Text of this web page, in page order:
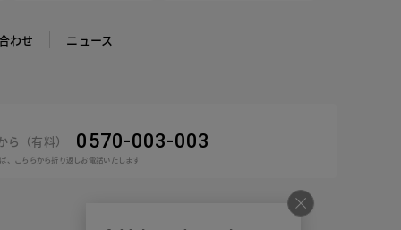
わせ ニュース
（有料） 0570-003-003
、こちらから折り返しお電話いたします